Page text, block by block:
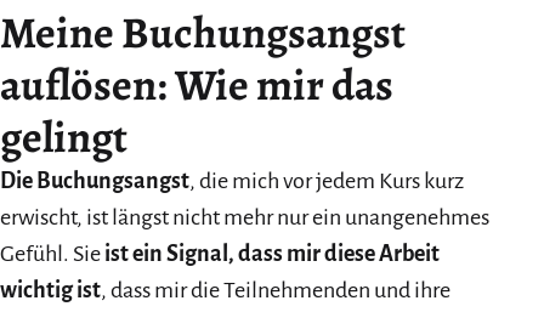
MeineBuchungsangst
auflösen: Wie mir das
gelingt
Die Buchungsangst, die mich vor jedem Kurs kurz
erwischt, ist längst nicht mehr nur ein unangenehmes
Gefühl. Sie ist ein Signal, dass mir diese Arbeit
wichtig ist, dass mir die Teilnehmenden und ihre